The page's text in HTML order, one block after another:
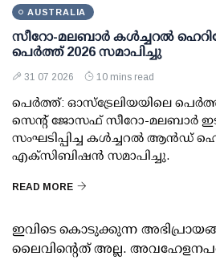
AUSTRALIA
സീറോ-മലബാർ കൾച്ചറൽ
പെർത്ത് 2026 സമാപിച്ചു
31 07 2026 10 mins read
പെർത്ത്: ഓസ്ട്രേലിയയിലെ
സെന്റ് ജോസഫ് സീറോ-മലബാർ
സംഘടിപ്പിച്ച കൾച്ചറൽ ആൻഡ്
എക്സിബിഷൻ സമാപിച്ചു.
READ MORE
ഇവിടെ കൊടുക്കുന്ന
ലൈവിന്റെത് അല്ല.